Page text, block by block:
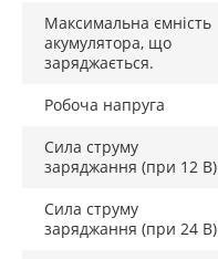
Максимальна ємність
акумулятора, що
заряджається.
Робоча напруга
Сила струму
заряджання (при 12 В)
Сила струму
заряджання (при 24 В)